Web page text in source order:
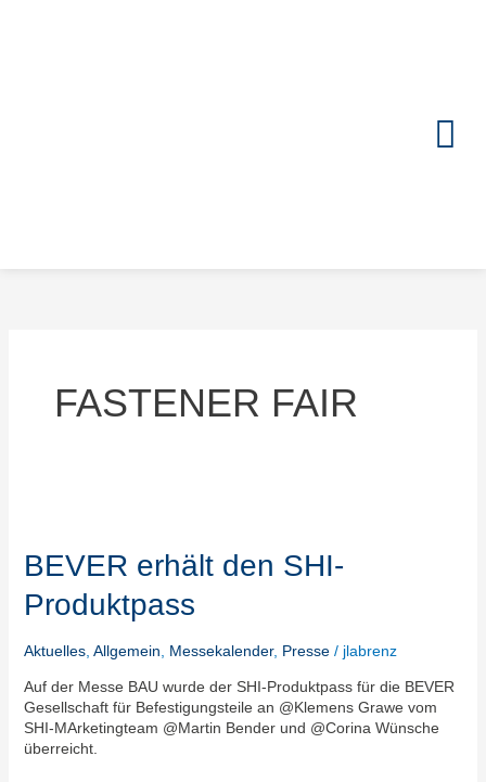
FASTENER FAIR
BEVER erhält den SHI-
Produktpass
Aktuelles, Allgemein Messekalender, Presse/ jlabrenz
Auf der Messe BAU wurde der SHI-Produktpass für die BEVER
Gesellschaft für Befestigungsteile an @Klemens Grawe vom
SHI-MArketingteam @Martin Bender und @Corina Wünsche
überreicht.
den
SHI-
Produktpass